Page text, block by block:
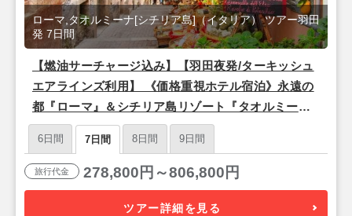
【燃油サーチャージ込み】【羽田夜発/ターキッシュ
エアラインズ利用】 《価格重視ホテル宿泊》永遠の
都『ローマ』＆シチリア島リゾート『タオルミー
ナ』7日間
ローマ,タオルミーナ[シチリア島]（イタリア） ツアー羽田
発 7日間
6日間 7日間 8日間 9日間
旅行代金 278,800円～806,800円
ツアー詳細を見る